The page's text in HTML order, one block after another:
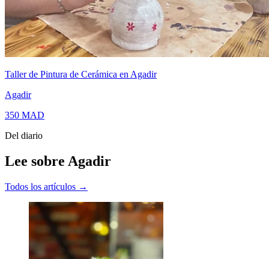
Taller de Pintura de Cerámica en Agadir
Agadir
350 MAD
Del diario
Lee sobre Agadir
Todos los artículos →